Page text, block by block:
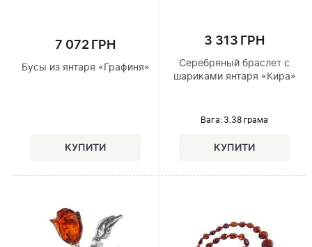
7 072 ГРН
Бусы из янтаря «Графиня»
3 313 ГРН
Серебряный браслет с
шариками янтаря «Кира»
Вага: 3.38 грама